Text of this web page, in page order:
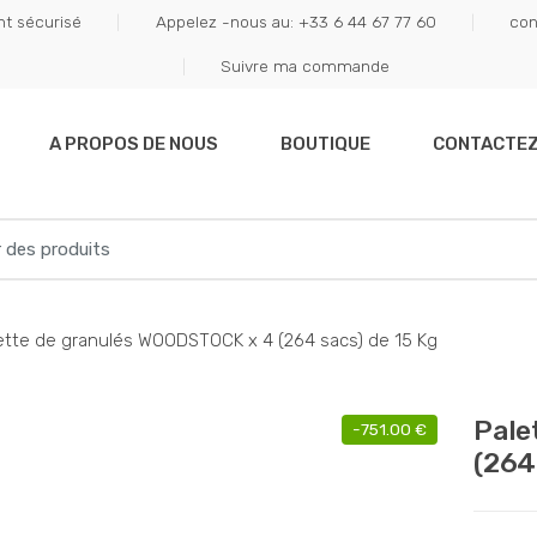
sécurisé Appelez -nous au: +33 6 44 67 77 60
Suivre ma commande
A PROPOS DE NOUS BOUTIQUE
de granulés WOODSTOCK x 4 (264 sacs) de 15 Kg
-751.00 €
(264